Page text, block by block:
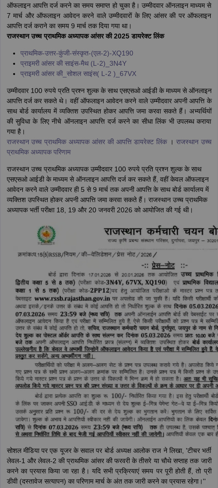
ऑफलाइन आपत्ति दर्ज करने का समय समाप्त हो चुका है। उम्मीदवार ऑनलाइन माध्यम से
7 मार्च और ऑफलाइन आवेदन करने वाले उम्मीदवारों के लिए आंसर की पर ऑफलाइन
आपत्ति दर्ज कराने का समय 9 मार्च तक दिया गया था।
राजस्थान उच्च प्राथमिक अध्यापक आंसर की 2025 डायरेक्ट लिंक
प्राथमिक-उत्तर-कुंजी-संस्कृत-(एल-2)-XQ190
प्राइमरी आंसर की साइंस-मैथ (L-2)_3N4Y
प्राइमरी आंसर की_सोशल साइंस( L-2 )_67VX
उम्मीदवार 100 रुपये प्रति प्रश्न शुल्क के साथ एसएसओ आईडी के माध्यम से ऑनलाइन
आपत्ति दर्ज कर सकते थे। वहीं ऑफलाइन आवेदन करने वाले उम्मीदवार अपनी आपत्ति के
साथ बोर्ड कार्यालय में व्यक्तिश उपस्थित होकर आपत्ति जमा करवा सकते हैं। अभ्यर्थियों
की सुविधा के लिए नीचे ऑनलाइन आपत्ति दर्ज करने का सीधा लिंक भी उपलब्ध कराया
गया है।
राजस्थान उच्च प्राथमिक अध्यापक आंसर की आपत्ति डायरेक्ट लिंक। राजस्थान उच्च
प्राथमिक अध्यापक परिणाम
राजस्थान उच्च प्राथमिक अध्यापक उम्मीदवार 100 रुपये प्रति प्रश्न शुल्क के साथ
एसएसओ आईडी के माध्यम से ऑनलाइन आपत्ति दर्ज कर सकते हैं, वहीं केवल ऑफलाइन
आवेदन करने वाले उम्मीदवार ही 5 से 9 मार्च तक अपनी आपत्ति के साथ बोर्ड कार्यालय में
व्यक्तिश उपस्थित होकर अपनी आपत्ति जमा करवा सकते हैं। राजस्थान उच्च प्राथमिक
अध्यापक भर्ती परीक्षा 18, 19 और 20 जनवरी 2026 को आयोजित की गई थी।
सोशल मीडिया पर एक यूजर के सवाल पर बोर्ड अध्यक्ष आलोक राज ने लिखा, 'टीचर भर्ती
लेवल-1 और लेवल-2 की प्राथमिक आंसर की फरवरी के तीसरे या चौथे सप्ताह तक जारी
करने का प्रयास किया जा रहा है। यदि सभी प्रक्रियाएं समय पर पूरी होती हैं, तो प्री
डीवी (दस्तावेज सत्यापन) का परिणाम मार्च के अंत तक जारी करने का प्रयास रहेगा।''